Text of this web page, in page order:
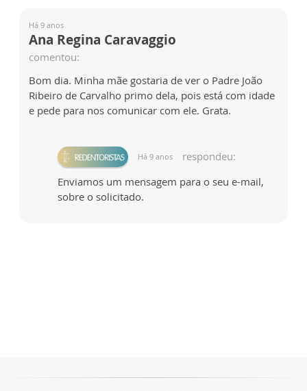
Há 9 anos
Ana Regina Caravaggio
comentou:
Bom dia. Minha mãe gostaria de ver o Padre João
Ribeiro de Carvalho primo dela, pois está com idade
e pede para nos comunicar com ele. Grata.
Há 9 anos
respondeu:
Enviamos um mensagem para o seu e-mail,
sobre o solicitado.